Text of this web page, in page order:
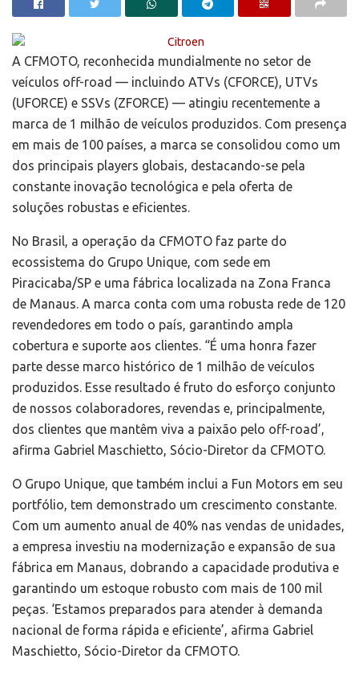
A CFMOTO, reconhecida mundialmente no setor de
veículos off-road — incluindo ATVs (CFORCE), UTVs
(UFORCE) e SSVs (ZFORCE) — atingiu recentemente a
marca de 1 milhão de veículos produzidos. Com presença
em mais de 100 países, a marca se consolidou como um
dos principais players globais, destacando-se pela
constante inovação tecnológica e pela oferta de
soluções robustas e eficientes.
No Brasil, a operação da CFMOTO faz parte do
ecossistema do Grupo Unique, com sede em
Piracicaba/SP e uma fábrica localizada na Zona Franca
de Manaus. A marca conta com uma robusta rede de 120
revendedores em todo o país, garantindo ampla
cobertura e suporte aos clientes. “É uma honra fazer
parte desse marco histórico de 1 milhão de veículos
produzidos. Esse resultado é fruto do esforço conjunto
de nossos colaboradores, revendas e, principalmente,
dos clientes que mantêm viva a paixão pelo off-road’,
afirma Gabriel Maschietto, Sócio-Diretor da CFMOTO.
O Grupo Unique, que também inclui a Fun Motors em seu
portfólio, tem demonstrado um crescimento constante.
Com um aumento anual de 40% nas vendas de unidades,
a empresa investiu na modernização e expansão de sua
fábrica em Manaus, dobrando a capacidade produtiva e
garantindo um estoque robusto com mais de 100 mil
peças. ‘Estamos preparados para atender à demanda
nacional de forma rápida e eficiente’, afirma Gabriel
Maschietto, Sócio-Diretor da CFMOTO.